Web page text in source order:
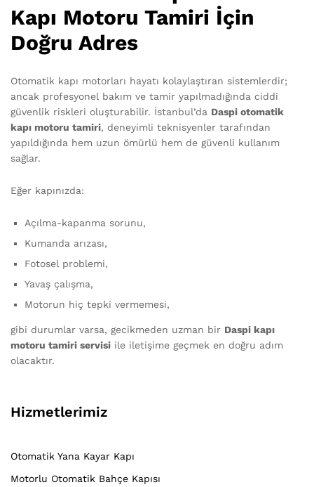
Kapı Motoru Tamiri İçin
Doğru Adres
Otomatik kapı motorları hayatı kolaylaştıran sistemlerdir;
ancak profesyonel bakım ve tamir yapılmadığında ciddi
güvenlik riskleri oluşturabilir. İstanbul’da Daspi otomatik
kapı motoru tamiri, deneyimli teknisyenler tarafından
yapıldığında hem uzun ömürlü hem de güvenli kullanım
sağlar.
Eğer kapınızda:
Açılma-kapanma sorunu,
Kumanda arızası,
Fotosel problemi,
Yavaş çalışma,
Motorun hiç tepki vermemesi,
gibi durumlar varsa, gecikmeden uzman bir Daspi kapı
motoru tamiri servisi ile iletişime geçmek en doğru adım
olacaktır.
Hizmetlerimiz
Otomatik Yana Kayar Kapı
Motorlu Otomatik Bahçe Kapısı